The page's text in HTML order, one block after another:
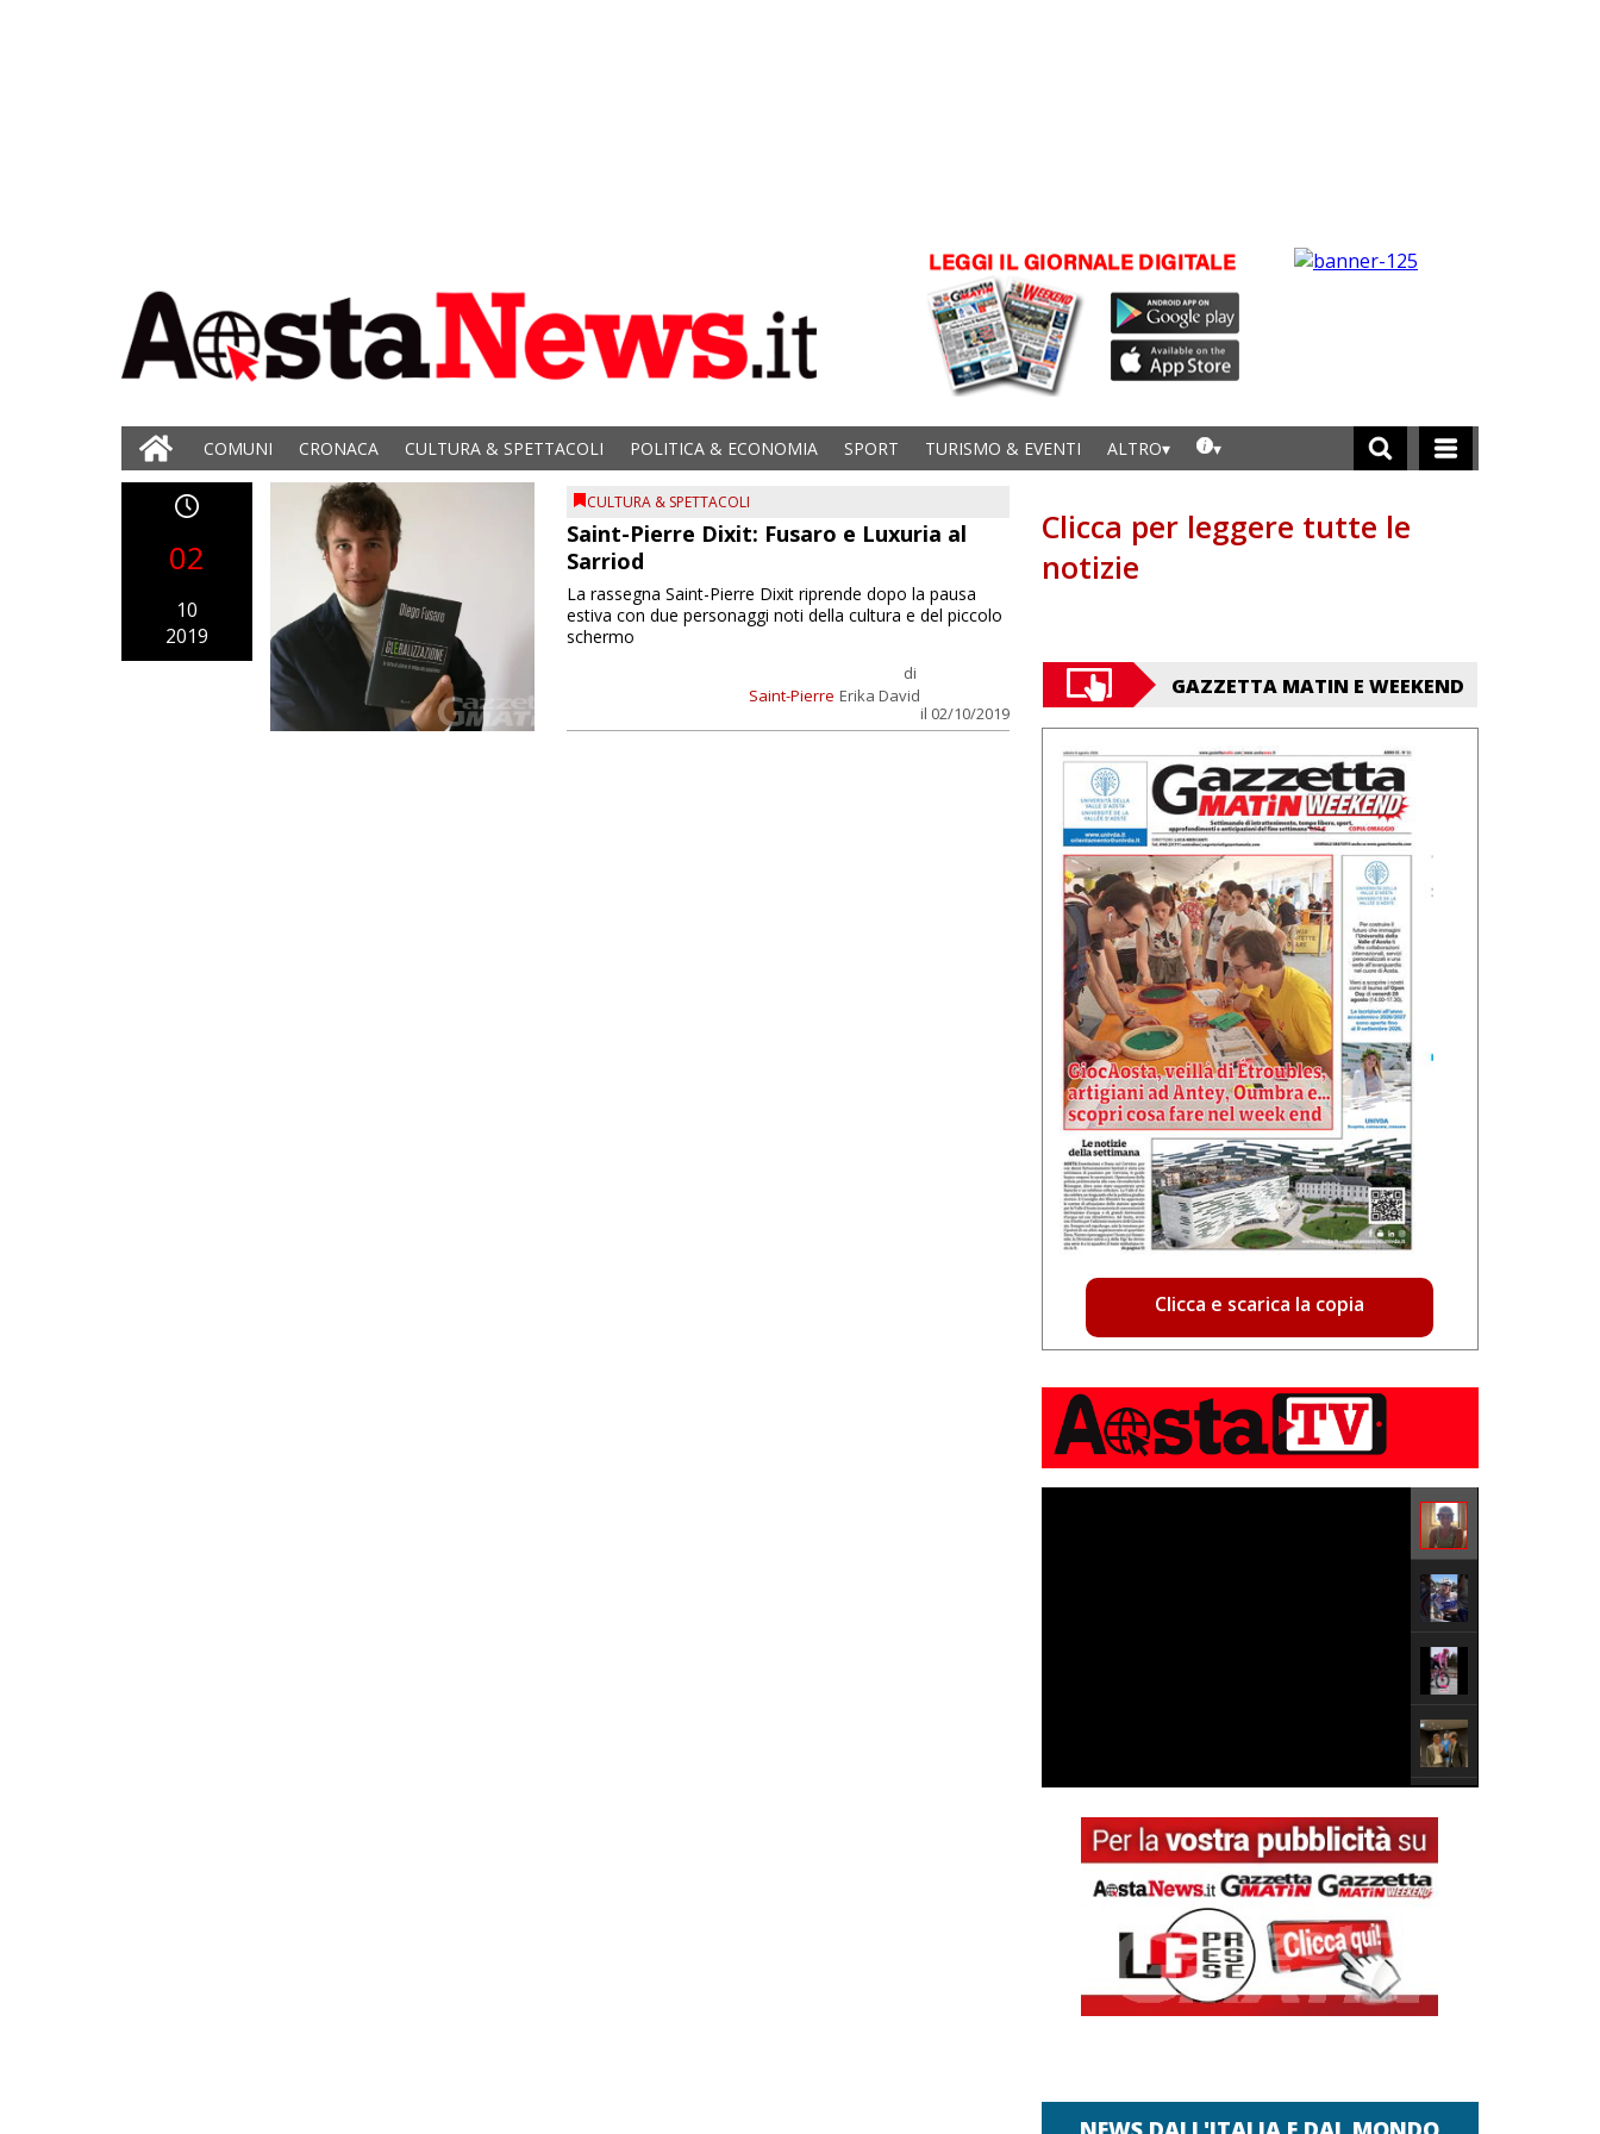
COMUNI CRONACA CULTURA & SPETTACOLI POLITICA & ECONOMIA SPORT TURISMO & EVENTI ALTRO
02
10
2019
CULTURA & SPETTACOLI
Saint-Pierre Dixit: Fusaro e Luxuria al
Sarriod
Saint-Pierre
di
Erika David
il 02/10/2019
La rassegna Saint-Pierre Dixit riprende dopo la pausa
estiva con due personaggi noti della cultura e del piccolo
schermo
Clicca per leggere tutte le
notizie
GAZZETTA MATIN E WEEKEND
Clicca e scarica la copia